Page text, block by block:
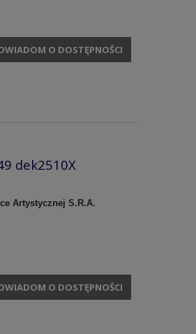
O DOSTĘPNOŚCI
dek2510X
Artystycznej S.R.A.
O DOSTĘPNOŚCI